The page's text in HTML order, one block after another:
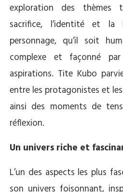
exploration des thèmes
sacrifice, l’identité et la
personnage, qu’il soit
complexe et façonné
aspirations. Tite Kubo
entre les protagonistes et
ainsi des moments de
réflexion.
Un univers riche et
L’un des aspects les plus
son univers foisonnant,